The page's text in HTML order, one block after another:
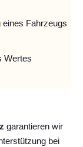
eines Fahrzeugs
Wertes
garantieren wir
bei